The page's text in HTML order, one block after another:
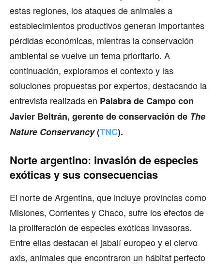
estas regiones, los ataques de animales a
establecimientos productivos generan importantes
pérdidas económicas, mientras la conservación
ambiental se vuelve un tema prioritario. A
continuación, exploramos el contexto y las
soluciones propuestas por expertos, destacando la
entrevista realizada en Palabra de Campo con
Javier Beltrán, gerente de conservación de The
Nature Conservancy(TNC).
Norte argentino: invasión de especies
exóticas y sus consecuencias
El norte de Argentina, que incluye provincias como
Misiones, Corrientes y Chaco, sufre los efectos de
la proliferación de especies exóticas invasoras.
Entre ellas destacan el jabalí europeo y el ciervo
axis, animales que encontraron un hábitat perfecto